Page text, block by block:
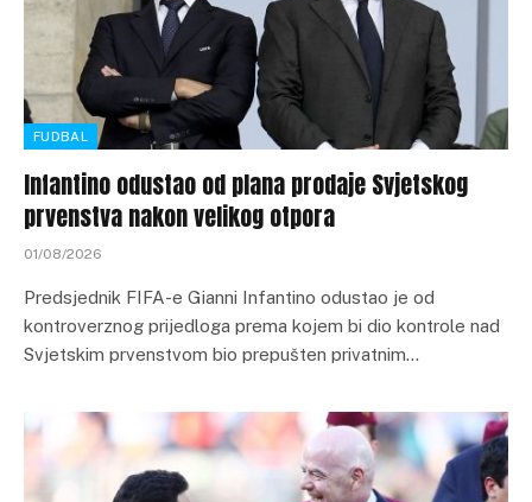
FUDBAL
Infantino odustao od plana prodaje Svjetskog
prvenstva nakon velikog otpora
01/08/2026
Predsjednik FIFA-e Gianni Infantino odustao je od
kontroverznog prijedloga prema kojem bi dio kontrole nad
Svjetskim prvenstvom bio prepušten privatnim…